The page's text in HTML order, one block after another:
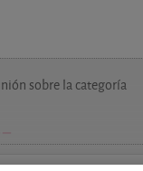
sobre la categoría